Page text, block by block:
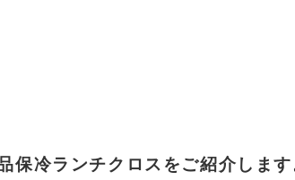
保冷ランチクロスをご紹介しま